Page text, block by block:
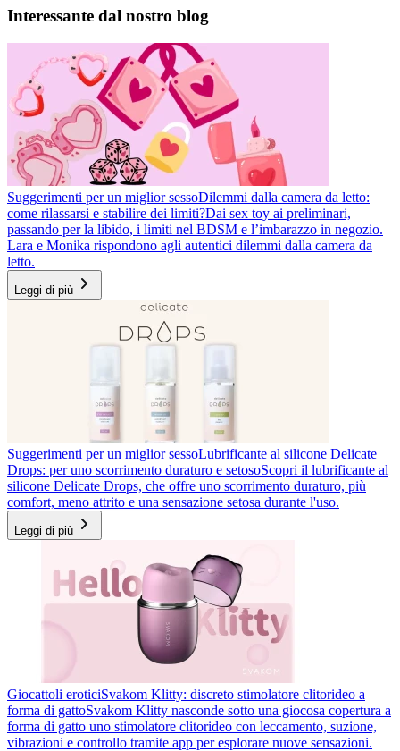
Interessante dal nostro blog
Suggerimenti per un miglior sessoDilemmi dalla camera da letto:
come rilassarsi e stabilire dei limiti?Dai sex toy ai preliminari,
passando per la libido, i limiti nel BDSM e l’imbarazzo in negozio.
Lara e Monika rispondono agli autentici dilemmi dalla camera da
letto.
Leggi di più
Suggerimenti per un miglior sessoLubrificante al silicone Delicate
Drops: per uno scorrimento duraturo e setosoScopri il lubrificante al
silicone Delicate Drops, che offre uno scorrimento duraturo, più
comfort, meno attrito e una sensazione setosa durante l'uso.
Leggi di più
Giocattoli eroticiSvakom Klitty: discreto stimolatore clitorideo a
forma di gattoSvakom Klitty nasconde sotto una giocosa copertura a
forma di gatto uno stimolatore clitorideo con leccamento, suzione,
vibrazioni e controllo tramite app per esplorare nuove sensazioni.